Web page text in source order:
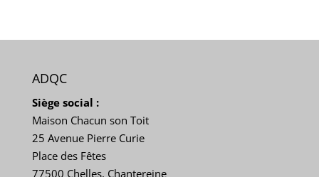
ADQC
Siège social :
Maison Chacun son Toit
25 Avenue Pierre Curie
Place des Fêtes
77500 Chelles, Chantereine